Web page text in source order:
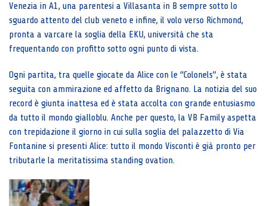
Venezia in A1, una parentesi a Villasanta in B sempre sotto lo
sguardo attento del club veneto e infine, il volo verso Richmond,
pronta a varcare la soglia della EKU, università che sta
frequentando con profitto sotto ogni punto di vista.
Ogni partita, tra quelle giocate da Alice con le “Colonels”, è stata
seguita con ammirazione ed affetto da Brignano. La notizia del suo
record è giunta inattesa ed è stata accolta con grande entusiasmo
da tutto il mondo gialloblu. Anche per questo, la VB Family aspetta
con trepidazione il giorno in cui sulla soglia del palazzetto di Via
Fontanine si presenti Alice: tutto il mondo Visconti è già pronto per
tributarle la meritatissima standing ovation.